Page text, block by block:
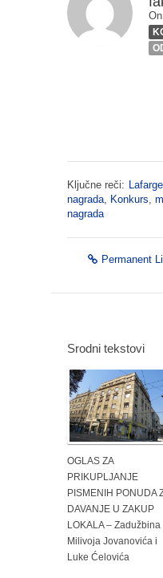
Ključne reči:
nagrada Konkurs
nagrada
Permanent
Srodni tekstovi
OGLAS ZA
PRIKUPLJANJE
PISMENIH PONUDA
DAVANJE U ZAKUP
LOKALA – Zadužbina
Milivoja Jovanovića i
Luke Ćelovića